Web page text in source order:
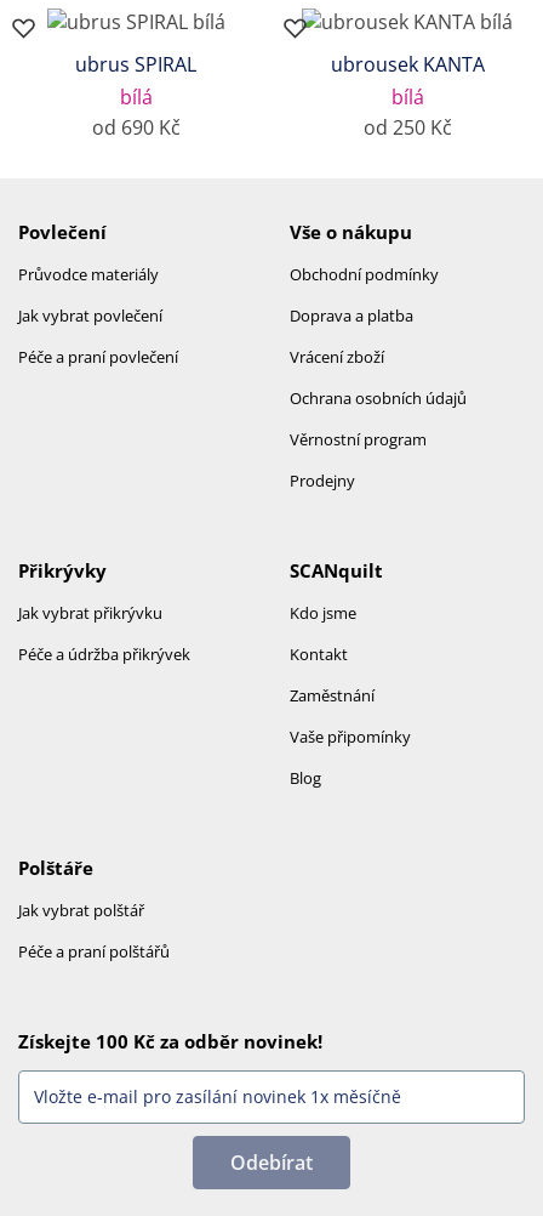
ubrus SPIRAL
bílá
od 690 Kč
ubrousek KANTA
bílá
od 250 Kč
Povlečení
Průvodce materiály
Jak vybrat povlečení
Péče a praní povlečení
Vše o nákupu
Obchodní podmínky
Doprava a platba
Vrácení zboží
Ochrana osobních údajů
Věrnostní program
Prodejny
SCANquilt
Kdo jsme
Kontakt
Zaměstnání
Vaše připomínky
Blog
Přikrývky
Jak vybrat přikrývku
Péče a údržba přikrývek
Polštáře
Jak vybrat polštář
Péče a praní polštářů
Získejte 100 Kč za odběr novinek!
Odebírat